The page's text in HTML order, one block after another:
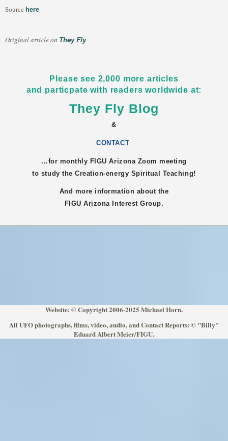
Source here
Original article on They Fly
Please see 2,000 more articles
and particpate with readers worldwide at:
They Fly Blog
&
CONTACT
...for monthly FIGUArizona Zoom meeting
to study the Creation-energy Spiritual Teaching!
And more information about the
FIGUArizonaInterest Group.
Website: © Copyright 2006-2025 Michael Horn.
All UFO photographs, films, video, audio, and Contact Reports: © "Billy"
Eduard Albert Meier/FIGU.